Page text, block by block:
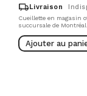
local_shipping Livraison
Cueillette en magasin
succursale de Montréal
Ajouter au